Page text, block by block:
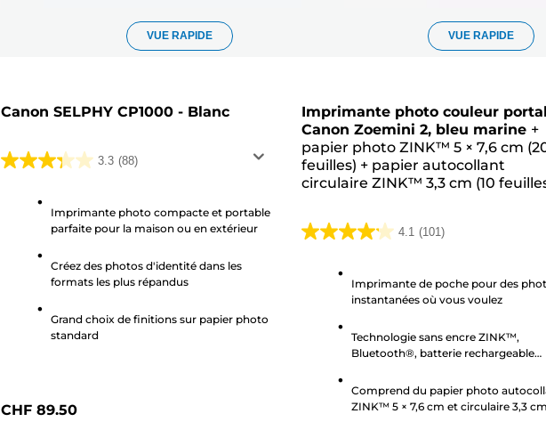
VUE RAPIDE
Canon SELPHY CP1000 - Blanc
3.3 (88)
3.3
Imprimante photo compacte et portable
parfaite pour la maison ou en extérieur
Créez des photos d'identité dans les
formats les plus répandus
Grand choix de finitions sur papier photo
standard
CHF 89.50
VUE RAPIDE
Imprimante photo couleur
Canon Zoemini 2, bleu marine +
papier photo ZINK™ 5 × 7,6 cm
feuilles) + papier autocollant
circulaire ZINK™ 3,3 cm (10
4.1 (101)
4.1
étoiles.
Imprimante de poche pour des
instantanées où vous voulez
Technologie sans encre ZINK™,
Bluetooth®, batterie rechargeable
Comprend du papier photo
ZINK™ 5 × 7,6 cm et circulaire 3,3